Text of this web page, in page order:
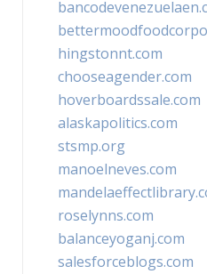
hingstonnt.com
chooseagender.com
hoverboardssale.com
alaskapolitics.com
stsmp.org
manoelneves.com
roselynns.com
balanceyoganj.com
salesforceblogs.com